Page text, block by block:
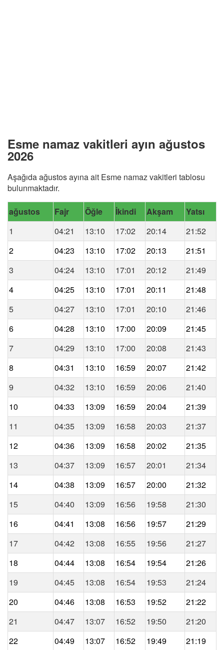
Esme namaz vakitleri ayın ağustos
2026
Aşağıda ağustos ayına ait Esme namaz vakitleri tablosu
bulunmaktadır.
ağustos Fajr Öğle İkindi Akşam
Yatsı
1
04:21 13:10 17:02 20:14
21:52
2
04:23 13:10 17:02 20:13
21:51
3
04:24 13:10 17:01 20:12
21:49
4
04:25 13:10 17:01 20:11
21:48
5
04:27 13:10 17:01 20:10
21:46
6
04:28 13:10 17:00 20:09
21:45
7
04:29 13:10 17:00 20:08
21:43
8
04:31 13:10 16:59 20:07
21:42
9
04:32 13:10 16:59 20:06
21:40
10
04:33 13:09 16:59 20:04
21:39
11
04:35 13:09 16:58 20:03
21:37
12
04:36 13:09 16:58 20:02
21:35
13
04:37 13:09 16:57 20:01
21:34
14
04:38 13:09 16:57 20:00
21:32
15
04:40 13:09 16:56 19:58
21:30
16
04:41 13:08 16:56 19:57
21:29
17
04:42 13:08 16:55 19:56
21:27
18
04:44 13:08 16:54 19:54
21:26
19
04:45 13:08 16:54 19:53
21:24
20
04:46 13:08 16:53 19:52
21:22
21
04:47 13:07 16:52 19:50
21:20
22
04:49 13:07 16:52 19:49 21:19